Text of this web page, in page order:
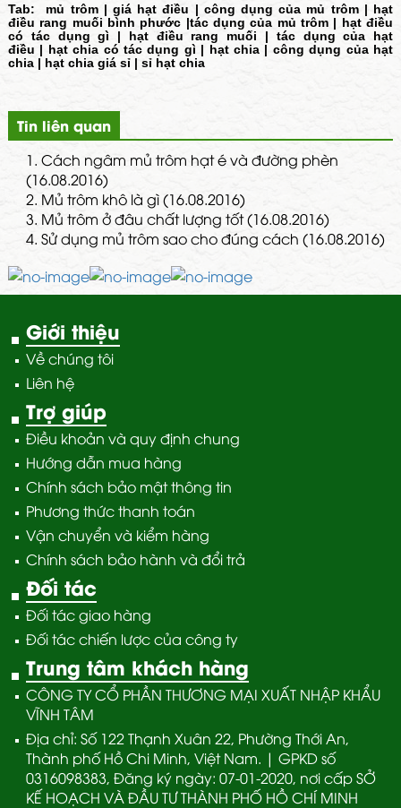
Tab: mủ trôm|giá hạt điều | công dụng của mủ trôm| hạt
điều rang muối bình phước |tác dụng của mủ trôm | hạt điều
có tác dụng gì | hạt điều rang muối | tác dụng của hạt
điều | hạt chia có tác dụng gì | hạt chia | công dụng của hạt
chia| hạt chia giá sỉ| sỉ hạt chia
Tin liên quan
1. Cách ngâm mủ trôm hạt é và đường phèn
(16.08.2016)
2. Mủ trôm khô là gì (16.08.2016)
3. Mủ trôm ở đâu chất lượng tốt (16.08.2016)
4. Sử dụng mủ trôm sao cho đúng cách (16.08.2016)
Giới thiệu
Về chúng tôi
Liên hệ
Trợ giúp
Điều khoản và quy định chung
Hướng dẫn mua hàng
Chính sách bảo mật thông tin
Phương thức thanh toán
Vận chuyển và kiểm hàng
Chính sách bảo hành và đổi trả
Đối tác
Đối tác giao hàng
Đối tác chiến lược của công ty
Trung tâm khách hàng
CÔNG TY CỔ PHẦN THƯƠNG MẠI XUẤT NHẬP KHẨU
VĨNH TÂM
Địa chỉ: Số 122 Thạnh Xuân 22, Phường Thới An,
Thành phố Hồ Chi Minh, Việt Nam. | GPKD số
0316098383, Đăng ký ngày: 07-01-2020, nơi cấp SỞ
KẾ HOẠCH VÀ ĐẦU TƯ THÀNH PHỐ HỒ CHÍ MINH